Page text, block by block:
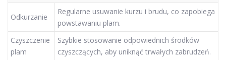
Odkurzanie
Regularne usuwanie kurzu i brudu, co zapobiega
powstawaniu plam.
Czyszczenie
plam
Szybkie stosowanie odpowiednich środków
czyszczących, aby uniknąć trwałych zabrudzeń.